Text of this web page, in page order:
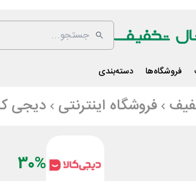
فروشگاه‌ها دسته‌بندی
فروشگاه اینترنتی دیجی
30%